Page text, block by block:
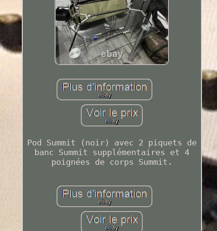
Pod Summit (noir) avec 2 piquets de
banc Summit supplémentaires et 4
poignées de corps Summit.